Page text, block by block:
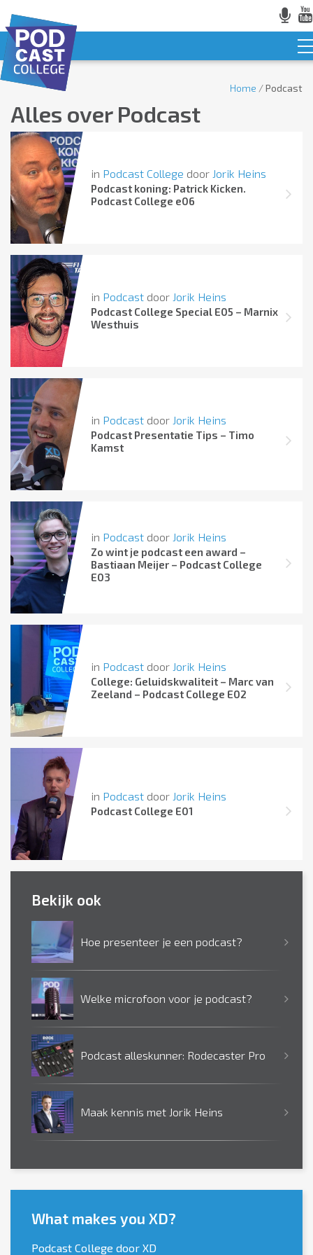
Home /Podcast
Alles over Podcast
in Podcast College door Jorik Heins
Podcast koning: Patrick Kicken.
Podcast College e06
in Podcast door Jorik Heins
Podcast College Special E05 – Marnix
Westhuis
in Podcast door Jorik Heins
Podcast Presentatie Tips – Timo
Kamst
in Podcast door Jorik Heins
Zo wint je podcast een award –
Bastiaan Meijer – Podcast College
E03
in Podcast door Jorik Heins
College: Geluidskwaliteit – Marc van
Zeeland – Podcast College E02
in Podcast door Jorik Heins
Podcast College E01
Bekijk ook
Hoe presenteer je een podcast?
Welke microfoon voor je podcast?
Podcast alleskunner: Rodecaster Pro
Maak kennis met Jorik Heins
What makes you XD?
Podcast College door XD